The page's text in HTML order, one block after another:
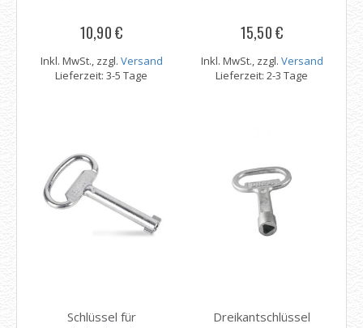
10,90 €
Inkl. MwSt., zzgl. Versand
Lieferzeit: 3-5 Tage
15,50 €
Inkl. MwSt., zzgl. Versand
Lieferzeit: 2-3 Tage
Schlüssel für
Dreikantschlüssel